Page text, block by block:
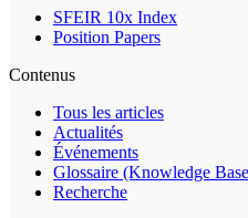
SFEIR 10x Index
Position Papers
Contenus
Tous les articles
Actualités
Événements
Glossaire (Knowledge
Recherche